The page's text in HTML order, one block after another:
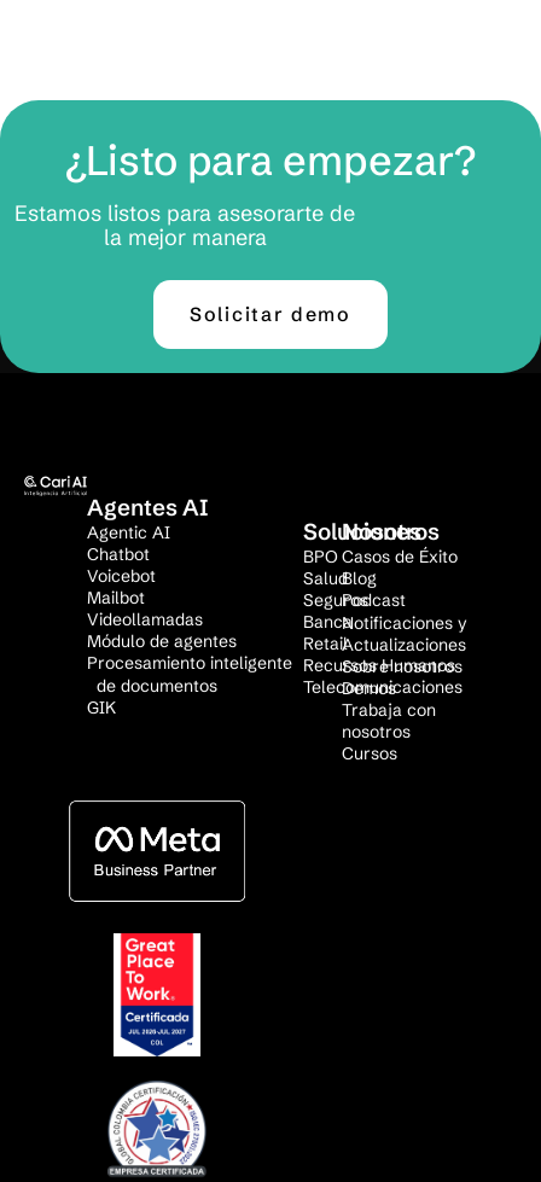
¿Listo para empezar?
Estamos listos para asesorarte de
la mejor manera
Solicitar demo
Agentes AI
Agentic AI
Chatbot
Voicebot
Mailbot
Videollamadas
Módulo de agentes
Procesamiento inteligente
de documentos
GIK
Soluciones
BPO
Salud
Seguros
Banca
Retail
Recursos Humanos
Telecomunicaciones
Nosotros
Casos de Éxito
Blog
Podcast
Notificaciones y
Actualizaciones
Sobre nosotros
Demos
Trabaja con
nosotros
Cursos